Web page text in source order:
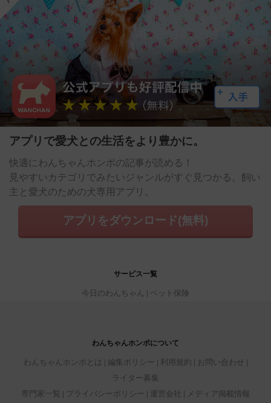
アプリで愛犬との生活をより豊かに。
快適にわんちゃんホンポの記事が読める！
見やすいカテゴリでみたいジャンルがすぐ見つかる。飼い
主と愛犬のための犬専用アプリ。
アプリをダウンロード(無料)
サービス一覧
今日のわんちゃん ペット保険
わんちゃんホンポについて
わんちゃんホンポとは 編集ポリシー 利用規約
お問い合わせ
ライター募集
専門家一覧
プライバシーポリシー 運営会社 メディア掲載情報